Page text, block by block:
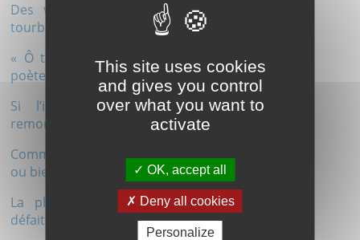
Des violons d’automne et de leurs
tourbillons ?
« Ô triste était mon âme » écrira le
poète,
Si l’inspiration naît souvent des
remords
Comme aussi des amours malheureux
ou bien morts
La plume très souvent tempère la
défaite.
This site uses cookies
and gives you control
over what you want to
activate
OK, accept all
Deny all cookies
Personalize